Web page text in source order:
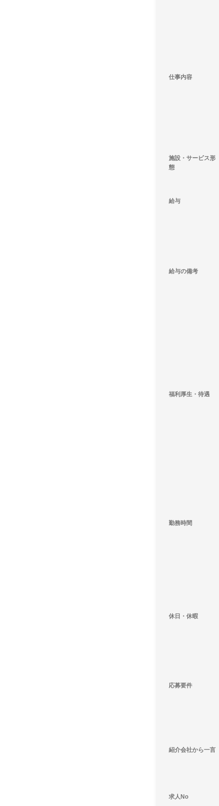
仕事内容
施設・サービス形
態
給与
給与の備考
福利厚生・待遇
勤務時間
休日・休暇
応募要件
紹介会社から一言
求人No